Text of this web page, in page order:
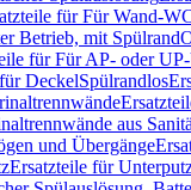
für Für Wand-
Betrieb, mit Spülrand
für Für AP- oder
DeckelSpülrandlos
aus
und Übergänge
Ersatzteile für